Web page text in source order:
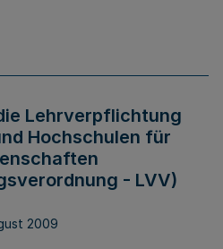
Lehrverpflichtung
Hochschulen für
- LVV)
2009